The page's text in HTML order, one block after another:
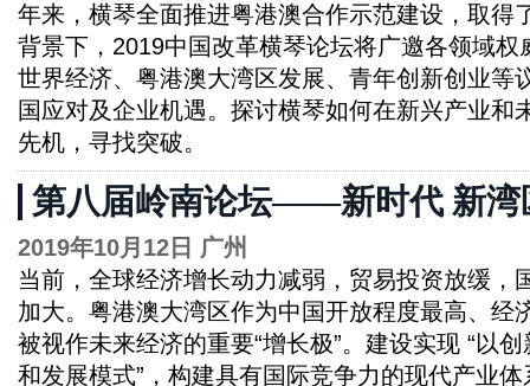
年来，横琴全面推进粤港澳合作示范建设，取得
背景下，2019中国改革横琴论坛将广邀各领域
世界经济、粤港澳大湾区发展、青年创新创业等
国应对及企业机遇。探讨横琴如何在新兴产业和
先机，寻找突破。
第八届岭南论坛——新时代 新湾
2019年10月12日 广州
当前，全球经济增长动力减弱，贸易投资放缓，
加大。粤港澳大湾区作为中国开放程度最高、经
被视作未来经济的重要“增长极”。建设实现 “以
和发展模式”，构建具有国际竞争力的现代产业